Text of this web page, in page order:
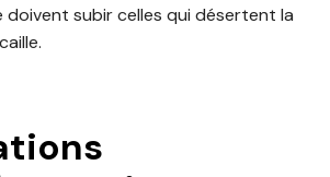
doivent subir celles qui désertent la